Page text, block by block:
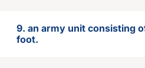
9. an army unit consisting
foot.